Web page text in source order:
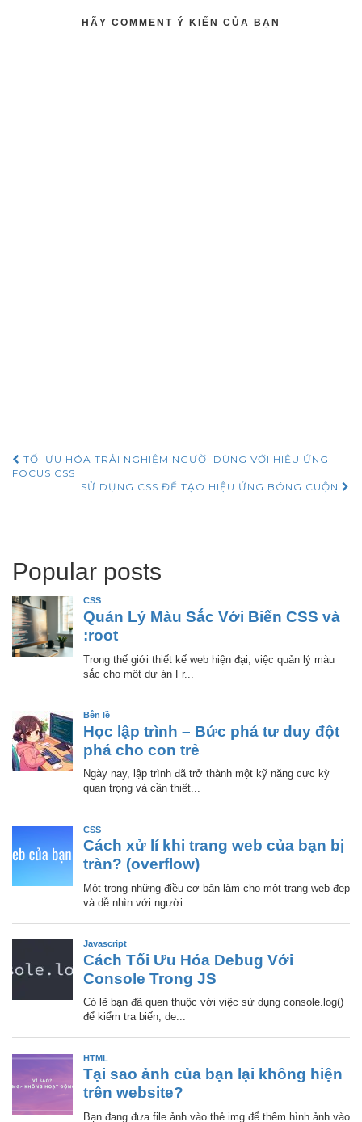
HÃY COMMENT Ý KIẾN CỦA BẠN
Post
navigation
TỐI ƯU HÓA TRẢI NGHIỆM NGƯỜI DÙNG VỚI HIỆU ỨNG
FOCUS CSS
SỬ DỤNG CSS ĐỂ TẠO HIỆU ỨNG BÓNG CUỘN
Popular posts